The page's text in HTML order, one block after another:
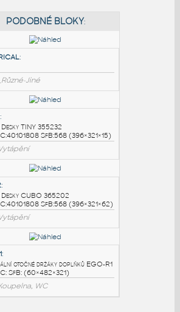
PODOBNÉ BLOKY
_Různé-Jiné
:
Desky TINY 355232
SfB:568 (396×321×15)
: